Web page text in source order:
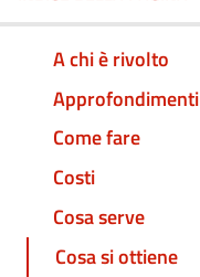
A chi è rivolto
Approfondimenti
Come fare
Costi
Cosa serve
Cosa si ottiene